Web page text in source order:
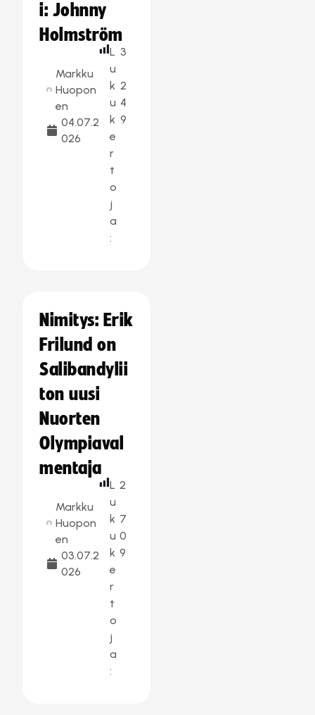
i: Johnny
Holmström
Markku
Huopon
en
04.07.2
026
L
u
k
u
k
e
r
t
o
j
a
:
3
2
4
9
Nimitys: Erik
Frilund on
Salibandylii
ton uusi
Nuorten
Olympiaval
mentaja
Markku
Huopon
en
03.07.2
026
L
u
k
u
k
e
r
t
o
j
a
:
2
7
0
9